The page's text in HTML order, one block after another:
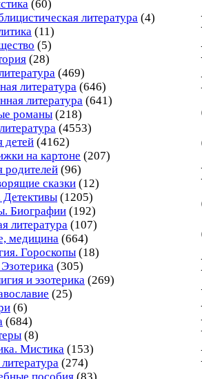
(60)
литература (4)
(11)
(5)
(28)
(469)
литература (646)
литература (641)
романы (218)
(4553)
детей (4162)
на картоне (207)
родителей (96)
сказки (12)
Детективы (1205)
Биографии (192)
литература (107)
медицина (664)
Гороскопы (18)
(305)
и эзотерика (269)
(25)
(6)
(684)
(8)
Мистика (153)
(274)